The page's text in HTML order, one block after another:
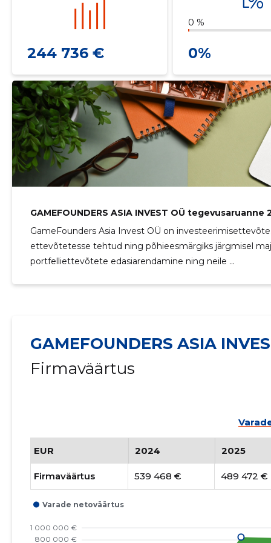
244 736 €
0 %
0%
GAMEFOUNDERS ASIA INVEST OÜ tegevusaruanne
GameFounders Asia Invest OÜ on
ettevõtetesse tehtud ning põhieesmärgiks järgmisel
portfelliettevõtete edasiarendamine ning neile ...
GAMEFOUNDERS ASIA
Firmaväärtus
EUR 2024 2025
Firmaväärtus 539 468 € 489 472 €